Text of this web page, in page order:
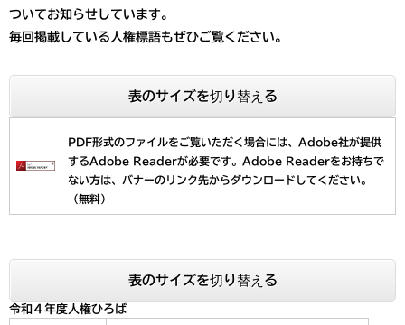
ついてお知らせしています。
毎回掲載している人権標語もぜひご覧ください。
表のサイズを切り替える
PDF形式のファイルをご覧いただく場合には、Adobe社が提供
するAdobe Readerが必要です。
Adobe Readerをお持ちで
ない方は、バナーのリンク先からダウンロードしてください。
（無料）
表のサイズを切り替える
令和４年度人権ひろば